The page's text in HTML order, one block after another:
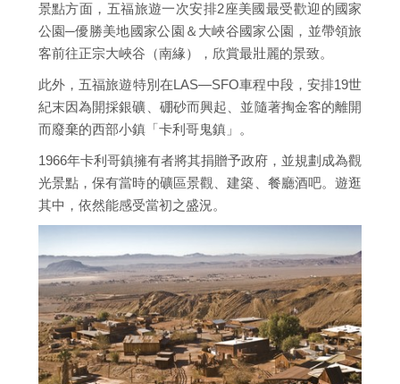
景點方面，五福旅遊一次安排2座美國最受歡迎的國家
公園─優勝美地國家公園＆大峽谷國家公園，並帶領旅
客前往正宗大峽谷（南緣），欣賞最壯麗的景致。
此外，五福旅遊特別在LAS—SFO車程中段，安排19世
紀末因為開採銀礦、硼砂而興起、並隨著掏金客的離開
而廢棄的西部小鎮「卡利哥鬼鎮」。
1966年卡利哥鎮擁有者將其捐贈予政府，並規劃成為觀
光景點，保有當時的礦區景觀、建築、餐廳酒吧。遊逛
其中，依然能感受當初之盛況。